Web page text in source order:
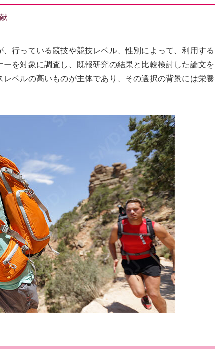
行っている競技や競技レベル、性別によって、利用する
を対象に調査し、既報研究の結果と比較検討した論文を
ベルの高いものが主体であり、その選択の背景には栄養